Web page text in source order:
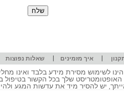
|איך מזמינים | שאלות נפוצות
לשימוש מסירת מידע בלבד ואינו
האופטומטריסט שלך בכל הקשור
יש להסיר מיד את עדשות המגע